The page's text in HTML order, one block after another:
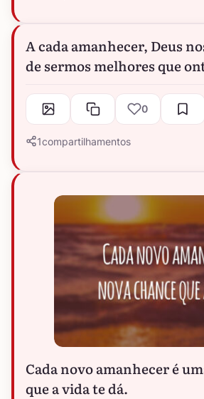
A cada amanhecer, Deus
de sermos melhores que
0
1compartilhamentos
Cada novo amanhecer é
que a vida te dá.